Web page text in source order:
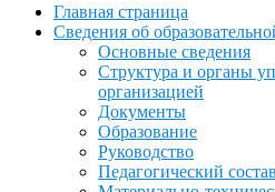
Главная страница
Сведения об
Основные сведения
Структура и органы
организацией
Документы
Образование
Руководство
Педагогический состав